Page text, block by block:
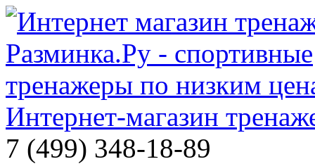
Интернет-магазин
7 (499) 348-18-89